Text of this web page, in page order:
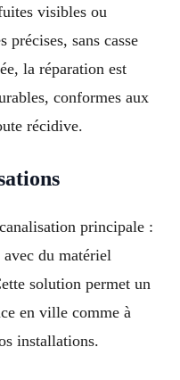
visibles ou
précises, sans casse
la réparation est
conformes aux
récidive.
principale :
avec du matériel
solution permet un
en ville comme à
installations.